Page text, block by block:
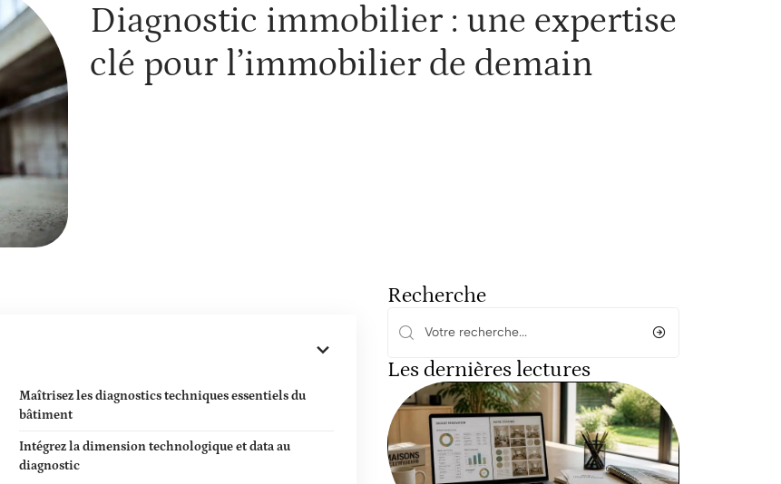
Diagnostic immobilier : une expertise
clé pour l’immobilier de demain
Maîtrisez les diagnostics techniques essentiels du
bâtiment
Intégrez la dimension technologique et data au
diagnostic
Recherche
Les dernières lectures